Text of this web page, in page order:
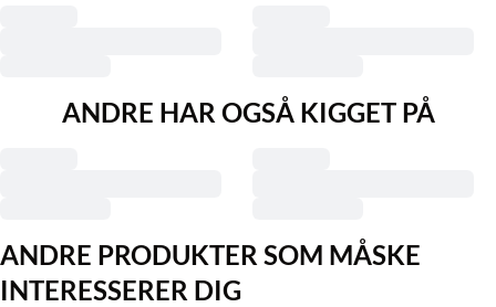
ANDRE HAR OGSÅ KIGGET PÅ
ANDRE PRODUKTER SOM MÅSKE
INTERESSERER DIG